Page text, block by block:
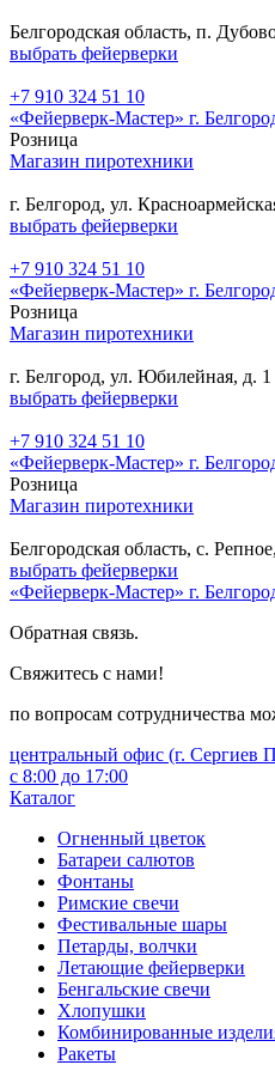
Белгородская область, п.
выбрать фейерверки
+7 910 324 51 10
«Фейерверк-Мастер» г.
Розница
Магазин пиротехники
г. Белгород, ул.
выбрать фейерверки
+7 910 324 51 10
«Фейерверк-Мастер» г.
Розница
Магазин пиротехники
г. Белгород, ул. Юбилейная, д. 1
выбрать фейерверки
+7 910 324 51 10
«Фейерверк-Мастер» г.
Розница
Магазин пиротехники
Белгородская область, с.
выбрать фейерверки
«Фейерверк-Мастер» г.
Обратная связь.
Свяжитесь с нами!
по вопросам сотрудничества
центральный офис (г. Сергиев
с 8:00 до 17:00
Каталог
Огненный цветок
Батареи салютов
Фонтаны
Римские свечи
Фестивальные шары
Петарды, волчки
Летающие фейерверки
Бенгальские свечи
Хлопушки
Комбинированные
Ракеты